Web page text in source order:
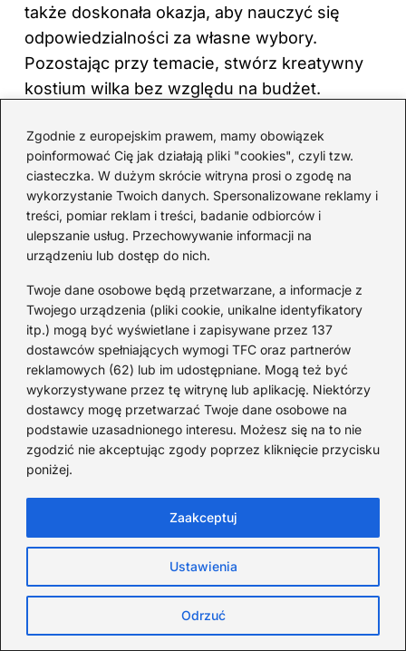
Zgodnie z europejskim prawem, mamy obowiązek
poinformować Cię jak działają pliki "cookies", czyli tzw.
ciasteczka. W dużym skrócie witryna prosi o zgodę na
wykorzystanie Twoich danych. Spersonalizowane reklamy i
treści, pomiar reklam i treści, badanie odbiorców i
ulepszanie usług. Przechowywanie informacji na
urządzeniu lub dostęp do nich.
Twoje dane osobowe będą przetwarzane, a informacje z
Twojego urządzenia (pliki cookie, unikalne identyfikatory
itp.) mogą być wyświetlane i zapisywane przez 137
dostawców spełniających wymogi TFC oraz partnerów
reklamowych (62) lub im udostępniane. Mogą też być
wykorzystywane przez tę witrynę lub aplikację. Niektórzy
dostawcy mogę przetwarzać Twoje dane osobowe na
podstawie uzasadnionego interesu. Możesz się na to nie
zgodzić nie akceptując zgody poprzez kliknięcie przycisku
poniżej.
Ustawienia
Odrzuć
Zaakceptuj
także doskonała okazja, aby nauczyć się
odpowiedzialności za własne wybory.
Pozostając przy temacie, stwórz kreatywny
kostium wilka bez względu na budżet.
Na koniec warto podkreślić, że efektem
naszej pracy nie jest jedynie piękny kostium,
ale przede wszystkim wspólnie spędzony
czas, który zapisze się w pamięci jako
wyjątkowe chwile. Ta kreatywna przygoda
przepełniona jest śmiechem, radością i
satysfakcją, dlatego przygotowany strój staje
się niejako symbolem naszych wspólnych
chwil. Nawet po balu, wspomnienia z
tworzenia kostiumu będą trwać, a Wasza
relacja tylko się umocni. Szybko przekonasz
się, jak niewiele trzeba, aby stworzyć coś
niezwykłego, co połączy Was jeszcze
bardziej!
Ciekawostką jest to, że wspólne
tworzenie kostiumu może wspierać
rozwój umiejętności społecznych dziecka,
takich jak współpraca, komunikacja oraz
zdolność do rozwiązywania problemów,
co pozytywnie wpłynie na jego relacje z